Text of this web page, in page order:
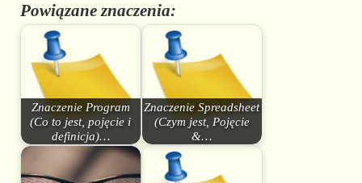
Powiązane znaczenia:
Znaczenie Program
(Co to jest, pojęcie i
definicja)…
Znaczenie Spreadsheet
(Czym jest, Pojęcie
&…